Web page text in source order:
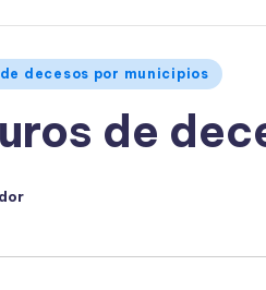
decesos por municipios
de